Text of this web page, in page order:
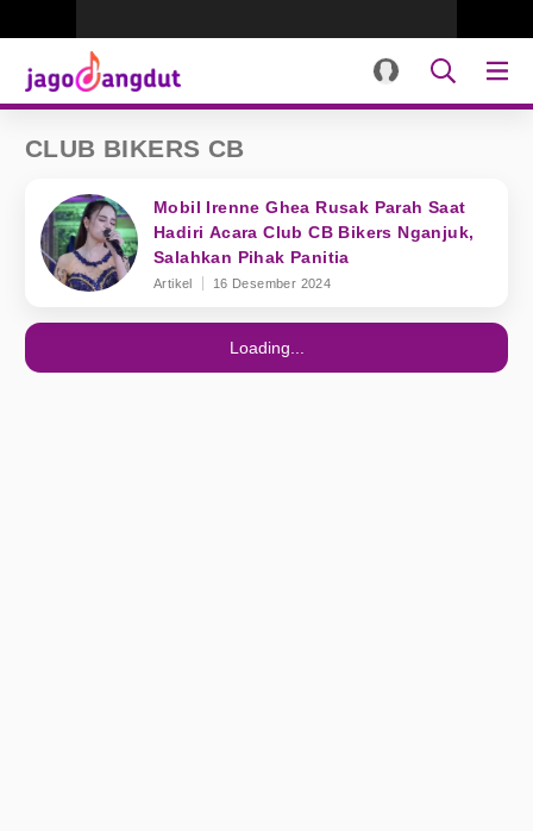
CLUB BIKERS CB
Mobil Irenne Ghea Rusak Parah Saat
Hadiri Acara Club CB Bikers Nganjuk,
Salahkan Pihak Panitia
Artikel 16 Desember 2024
Loading...